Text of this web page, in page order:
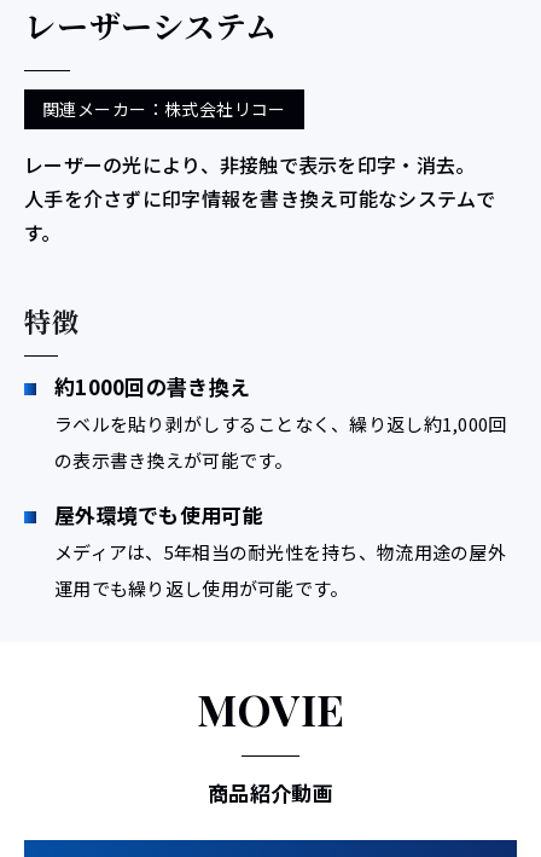
レーザーシステム
関連メーカー：株式会社リコー
レーザーの光により、非接触で表示を印字・消去。
人手を介さずに印字情報を書き換え可能なシステムで
す。
特徴
約1000回の書き換え
ラベルを貼り剥がしすることなく、繰り返し約1,000回
の表示書き換えが可能です。
屋外環境でも使用可能
メディアは、5年相当の耐光性を持ち、物流用途の屋外
運用でも繰り返し使用が可能です。
MOVIE
商品紹介動画